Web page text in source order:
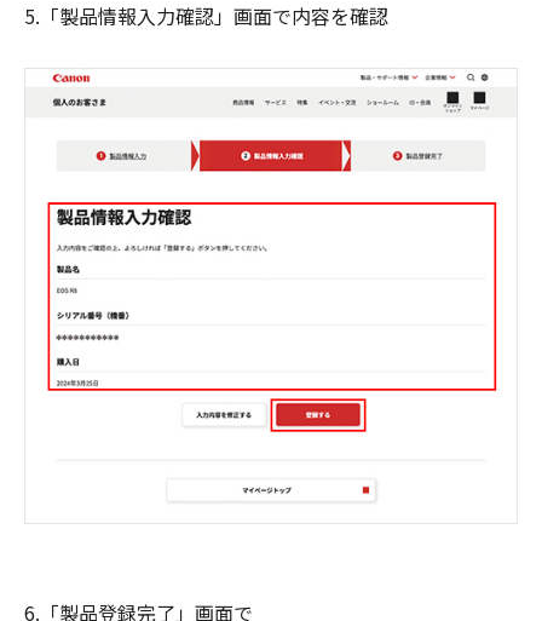
5.「製品情報入力確認」画面で内容を確認
6.「製品登録完了」画面で